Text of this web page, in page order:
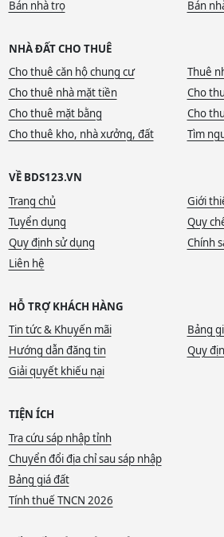
Bán nhà trọ
Bán
NHÀ ĐẤT CHO THUÊ
Cho thuê căn hộ chung cư
Thuê
Cho thuê nhà mặt tiền
Cho
Cho thuê mặt bằng
Cho
Cho thuê kho, nhà xưởng, đất
Tìm
VỀ BDS123.VN
Trang chủ
Giới
Tuyển dụng
Quy
Quy định sử dụng
Chính
Liên hệ
HỖ TRỢ KHÁCH HÀNG
Tin tức & Khuyến mãi
Bảng
Hướng dẫn đăng tin
Quy
Giải quyết khiếu nại
TIỆN ÍCH
Tra cứu sáp nhập tỉnh
Chuyển đổi địa chỉ sau sáp nhập
Bảng giá đất
Tính thuế TNCN 2026